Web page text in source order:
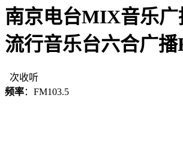
南京电台MIX音乐
流行音乐台六合广播
次收听
频率：FM103.5